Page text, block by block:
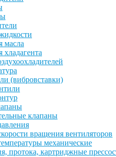
масла
хладагента
(вибровставки)
клапаны
вращения вентиляторов
механические
протока, картриджные